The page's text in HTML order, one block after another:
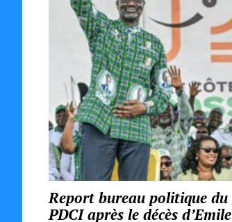
Report bureau politique du
PDCI après le décès d’Emile